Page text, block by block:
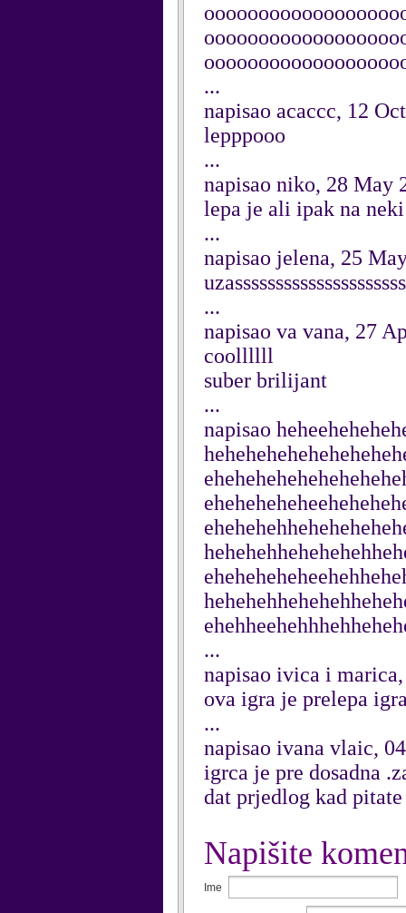
...
napisao acaccc, 12
lepppooo
...
napisao niko, 28 May
lepa je ali ipak na
...
napisao jelena, 25
...
napisao va vana, 27
coollllll
suber brilijant
...
napisao
...
napisao ivica i
ova igra je prelepa
...
napisao ivana vlaic,
igrca je pre dosadna
dat prjedlog kad
Napišite
Ime